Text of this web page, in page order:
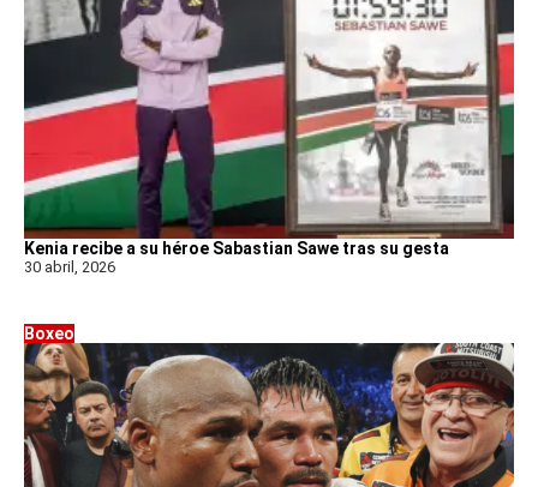
Kenia recibe a su héroe Sabastian Sawe tras su gesta
30 abril, 2026
Boxeo